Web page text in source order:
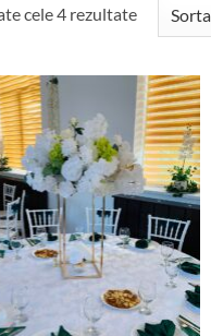
cele 4 rezultate
Add to
wishlist